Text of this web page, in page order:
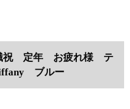
祝 定年 お疲れ様 テ
ブルー